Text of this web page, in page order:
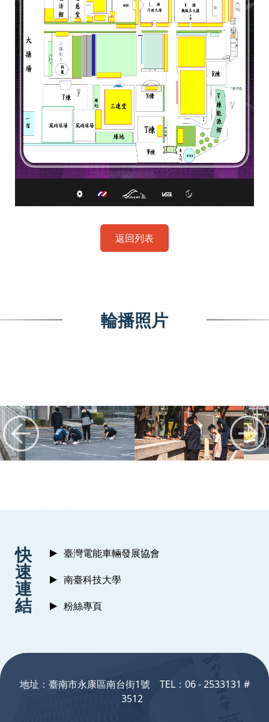
返回列表
輪播照片
快
速
連
結
臺灣電能車輛發展協會
南臺科技大學
粉絲專頁
地址：臺南市永康區南台街1號 TEL：06 - 2533131 #
3512